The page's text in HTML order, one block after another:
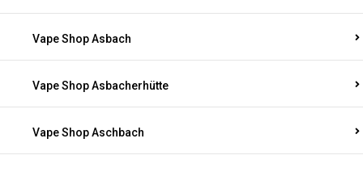
Vape Shop Asbach
Vape Shop Asbacherhütte
Vape Shop Aschbach